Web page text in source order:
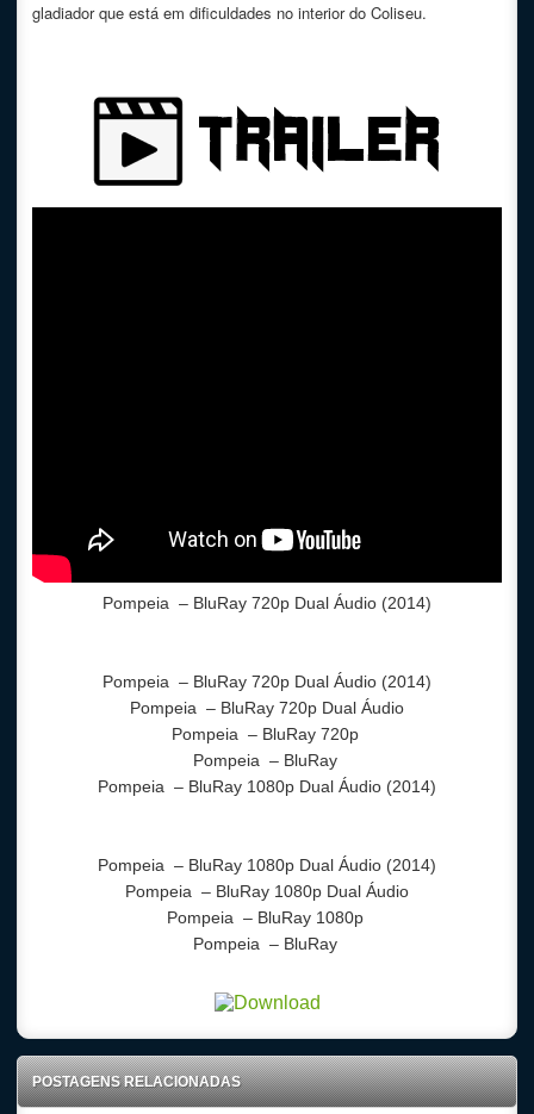
gladiador que está em dificuldades no interior do Coliseu.
Pompeia – BluRay 720p Dual Áudio (2014)
Pompeia – BluRay 720p Dual Áudio (2014)
Pompeia – BluRay 720p Dual Áudio
Pompeia – BluRay 720p
Pompeia – BluRay
Pompeia – BluRay 1080p Dual Áudio (2014)
Pompeia – BluRay 1080p Dual Áudio (2014)
Pompeia – BluRay 1080p Dual Áudio
Pompeia – BluRay 1080p
Pompeia – BluRay
POSTAGENS RELACIONADAS